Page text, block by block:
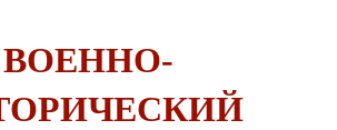
ВОЕННО-